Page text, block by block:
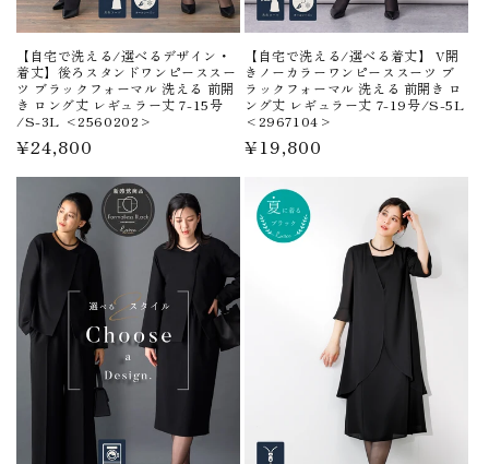
【自宅で洗える/選べるデザイン・
着丈】後ろスタンドワンピーススー
ツ ブラックフォーマル 洗える 前開
き ロング丈 レギュラー丈 7-15号
/S-3L <2560202>
通
¥24,800
【自宅で洗える/選べる着丈】 V開
きノーカラーワンピーススーツ ブ
ラックフォーマル 洗える 前開き ロ
ング丈 レギュラー丈 7-19号/S-5L
<2967104>
通
価
格
¥19,800